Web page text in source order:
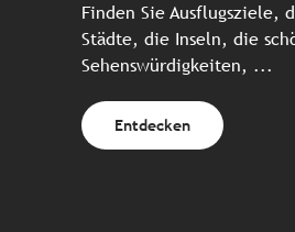
Finden Sie Ausflugsziele,
Städte, die Inseln, die
Sehenswürdigkeiten, ...
Entdecken